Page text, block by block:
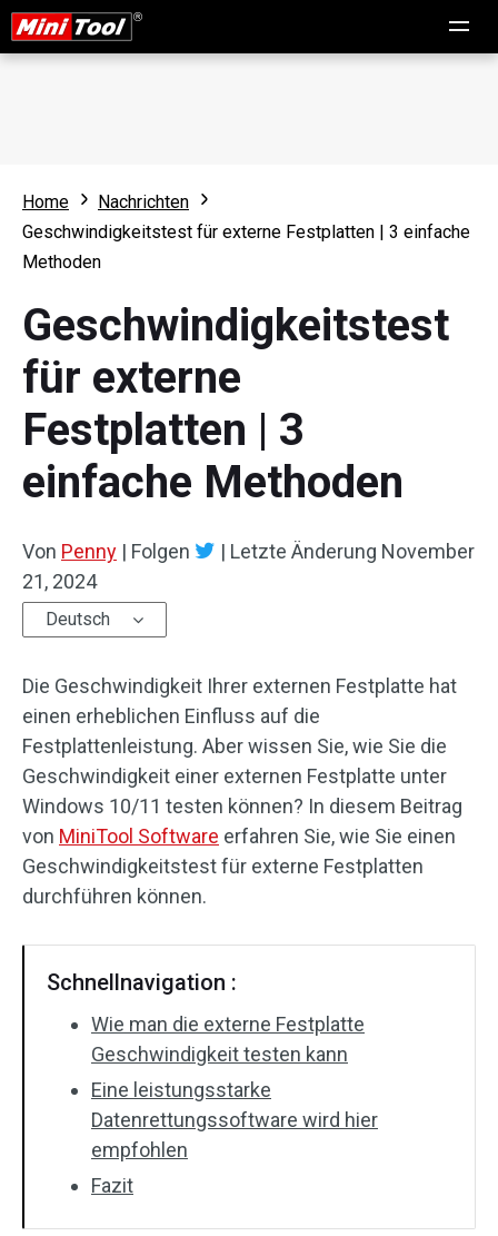
Home
Nachrichten
Geschwindigkeitstest für externe Festplatten | 3 einfache
Methoden
Geschwindigkeitstest
für externe
Festplatten | 3
einfache Methoden
Von Penny | Folgen | Letzte Änderung November
21, 2024
Deutsch
Die Geschwindigkeit Ihrer externen Festplatte hat
einen erheblichen Einfluss auf die
Festplattenleistung. Aber wissen Sie, wie Sie die
Geschwindigkeit einer externen Festplatte unter
Windows 10/11 testen können? In diesem Beitrag
von MiniTool Software erfahren Sie, wie Sie einen
Geschwindigkeitstest für externe Festplatten
durchführen können.
Schnellnavigation :
Wie man die externe Festplatte
Geschwindigkeit testen kann
Eine leistungsstarke
Datenrettungssoftware wird hier
empfohlen
Fazit